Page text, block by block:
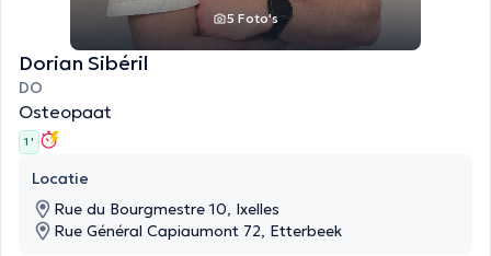
5 Foto's
Dorian Sibéril
DO
Osteopaat
1 '
Locatie
Rue du Bourgmestre 10, Ixelles
Rue Général Capiaumont 72, Etterbeek